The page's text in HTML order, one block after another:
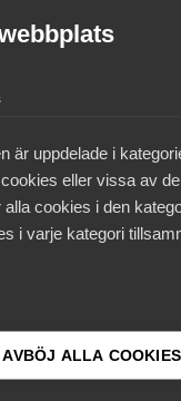
är uppdelade i
eller vissa av
cookies i den
i varje kategori
AVBÖJ ALLA COOKIES
Vi kräver att
krav att ställa
för att
med
och tror att
i snart ett år.